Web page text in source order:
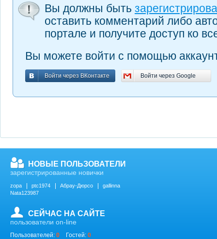
Вы должны быть
оставить комментарий либо
портале и получите доступ ко
Вы можете войти с помощью
Войти через ВКонтакте
Войти через ВКонтакте Войти через Google
Войти через Google
НОВЫЕ ПОЛЬЗОВАТЕЛИ
зарегистрированные новички
zopa ptc1974 Абрау-Дюрсо
gallinna
Nata123987
СЕЙЧАС НА САЙТЕ
пользователи on-line
Пользователей: 0 Гостей: 0